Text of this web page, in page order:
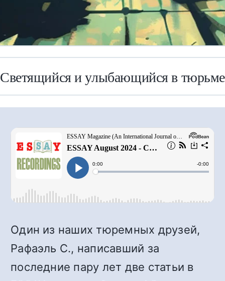
Светящийся и улыбающийся в тюрьме
Один из наших тюремных друзей,
Рафаэль С., написавший за
последние пару лет две статьи в